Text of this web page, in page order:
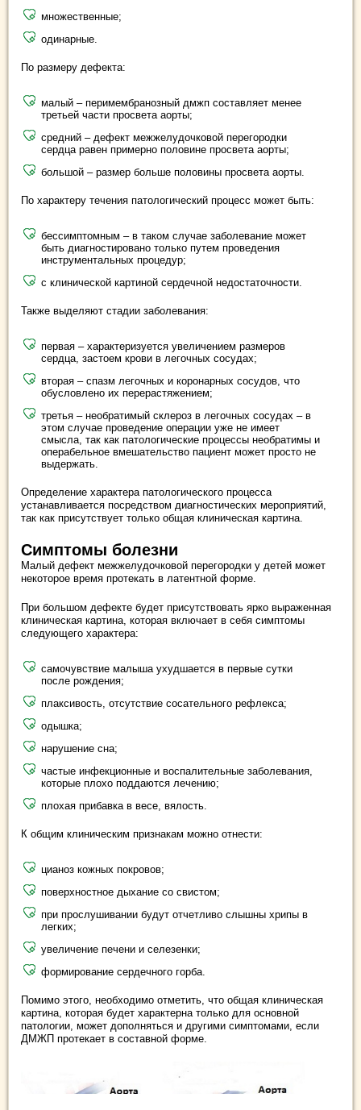
множественные;
одинарные.
По размеру дефекта:
малый – перимембранозный дмжп составляет менее
третьей части просвета аорты;
средний – дефект межжелудочковой перегородки
сердца равен примерно половине просвета аорты;
большой – размер больше половины просвета аорты.
По характеру течения патологический процесс может быть:
бессимптомным – в таком случае заболевание может
быть диагностировано только путем проведения
инструментальных процедур;
с клинической картиной сердечной недостаточности.
Также выделяют стадии заболевания:
первая – характеризуется увеличением размеров
сердца, застоем крови в легочных сосудах;
вторая – спазм легочных и коронарных сосудов, что
обусловлено их перерастяжением;
третья – необратимый склероз в легочных сосудах – в
этом случае проведение операции уже не имеет
смысла, так как патологические процессы необратимы и
операбельное вмешательство пациент может просто не
выдержать.
Определение характера патологического процесса
устанавливается посредством диагностических мероприятий,
так как присутствует только общая клиническая картина.
Симптомы болезни
Малый дефект межжелудочковой перегородки у детей может
некоторое время протекать в латентной форме.
При большом дефекте будет присутствовать ярко выраженная
клиническая картина, которая включает в себя симптомы
следующего характера:
самочувствие малыша ухудшается в первые сутки
после рождения;
плаксивость, отсутствие сосательного рефлекса;
одышка;
нарушение сна;
частые инфекционные и воспалительные заболевания,
которые плохо поддаются лечению;
плохая прибавка в весе, вялость.
К общим клиническим признакам можно отнести:
цианоз кожных покровов;
поверхностное дыхание со свистом;
при прослушивании будут отчетливо слышны хрипы в
легких;
увеличение печени и селезенки;
формирование сердечного горба.
Помимо этого, необходимо отметить, что общая клиническая
картина, которая будет характерна только для основной
патологии, может дополняться и другими симптомами, если
ДМЖП протекает в составной форме.